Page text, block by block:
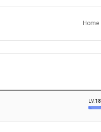
Home
LV.18